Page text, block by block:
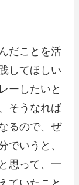
だことを活
してほしい
ーしたいと
そうなれば
るので、ぜ
でいうと、
思って、一